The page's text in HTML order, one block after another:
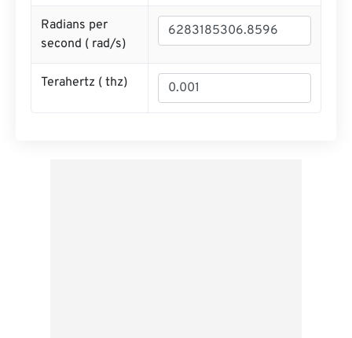
Radians per
second ( rad/s)
Terahertz ( thz)